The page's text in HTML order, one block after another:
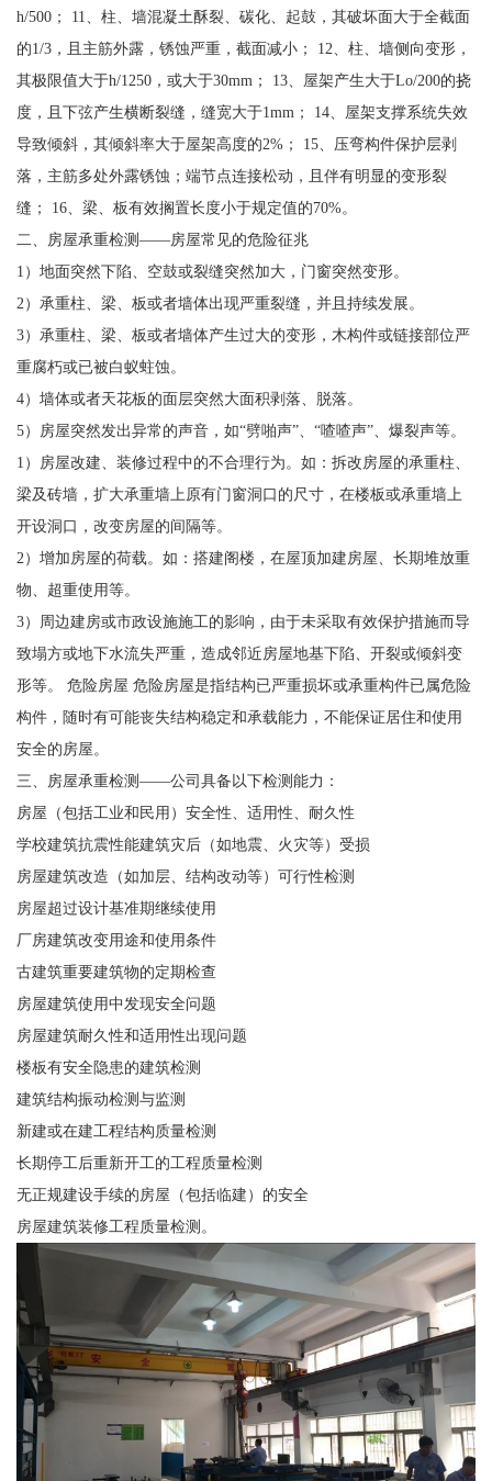
h/500； 11、柱、墙混凝土酥裂、碳化、起鼓，其破坏面大于全截面
的1/3，且主筋外露，锈蚀严重，截面减小； 12、柱、墙侧向变形，
其极限值大于h/1250，或大于30mm； 13、屋架产生大于Lo/200的挠
度，且下弦产生横断裂缝，缝宽大于1mm； 14、屋架支撑系统失效
导致倾斜，其倾斜率大于屋架高度的2%； 15、压弯构件保护层剥
落，主筋多处外露锈蚀；端节点连接松动，且伴有明显的变形裂
缝； 16、梁、板有效搁置长度小于规定值的70%。
二、房屋承重检测——房屋常见的危险征兆
1）地面突然下陷、空鼓或裂缝突然加大，门窗突然变形。
2）承重柱、梁、板或者墙体出现严重裂缝，并且持续发展。
3）承重柱、梁、板或者墙体产生过大的变形，木构件或链接部位严
重腐朽或已被白蚁蛀蚀。
4）墙体或者天花板的面层突然大面积剥落、脱落。
5）房屋突然发出异常的声音，如“劈啪声”、“喳喳声”、爆裂声等。
1）房屋改建、装修过程中的不合理行为。如：拆改房屋的承重柱、
梁及砖墙，扩大承重墙上原有门窗洞口的尺寸，在楼板或承重墙上
开设洞口，改变房屋的间隔等。
2）增加房屋的荷载。如：搭建阁楼，在屋顶加建房屋、长期堆放重
物、超重使用等。
3）周边建房或市政设施施工的影响，由于未采取有效保护措施而导
致塌方或地下水流失严重，造成邻近房屋地基下陷、开裂或倾斜变
形等。 危险房屋 危险房屋是指结构已严重损坏或承重构件已属危险
构件，随时有可能丧失结构稳定和承载能力，不能保证居住和使用
安全的房屋。
三、房屋承重检测——公司具备以下检测能力：
房屋（包括工业和民用）安全性、适用性、耐久性
学校建筑抗震性能建筑灾后（如地震、火灾等）受损
房屋建筑改造（如加层、结构改动等）可行性检测
房屋超过设计基准期继续使用
厂房建筑改变用途和使用条件
古建筑重要建筑物的定期检查
房屋建筑使用中发现安全问题
房屋建筑耐久性和适用性出现问题
楼板有安全隐患的建筑检测
建筑结构振动检测与监测
新建或在建工程结构质量检测
长期停工后重新开工的工程质量检测
无正规建设手续的房屋（包括临建）的安全
房屋建筑装修工程质量检测。